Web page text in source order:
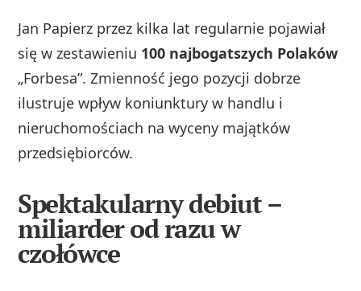
Jan Papierz przez kilka lat regularnie pojawiał
się w zestawieniu 100 najbogatszych Polaków
„Forbesa”. Zmienność jego pozycji dobrze
ilustruje wpływ koniunktury w handlu i
nieruchomościach na wyceny majątków
przedsiębiorców.
Spektakularny debiut –
miliarder od razu w
czołówce